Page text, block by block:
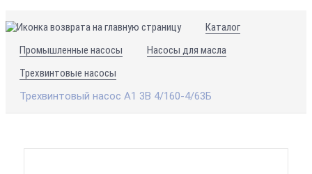
Каталог
Промышленные насосы
Насосы для масла
Трехвинтовые насосы
Трехвинтовый насос А1 3В 4/160-4/63Б